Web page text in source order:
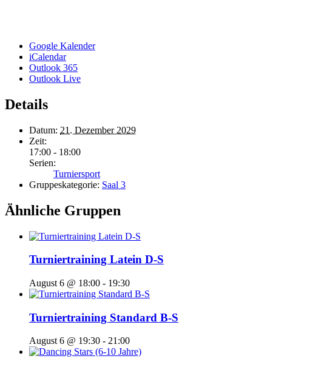
Google Kalender
iCalendar
Outlook 365
Outlook Live
Details
Datum: 21. Dezember 2029
Zeit:
17:00 - 18:00
Serien:
Turniersport
Gruppeskategorie: Saal 3
Ähnliche Gruppen
Turniertraining Latein D-S
August 6 @ 18:00 - 19:30
Turniertraining Standard B-S
August 6 @ 19:30 - 21:00